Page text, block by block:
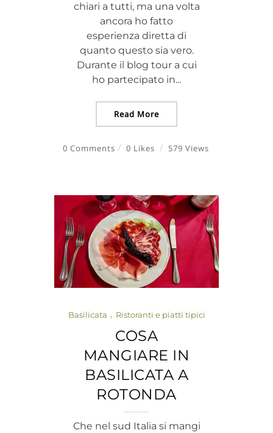
chiari a tutti, ma una volta
ancora ho fatto
esperienza diretta di
quanto questo sia vero.
Durante il blog tour a cui
ho partecipato in...
Read More
0 Comments 0 Likes 579 Views
Basilicata Ristoranti e piatti tipici
COSA
MANGIARE IN
BASILICATA A
ROTONDA
Che nel sud Italia si mangi